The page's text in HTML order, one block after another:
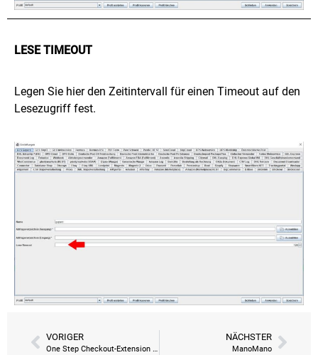
LESE TIMEOUT
Legen Sie hier den Zeitintervall für einen Timeout auf den
Lesezugriff fest.
VORIGER
One Step Checkout-Extension für deutsche Magento-Shops
NÄCHSTER
ManoMano